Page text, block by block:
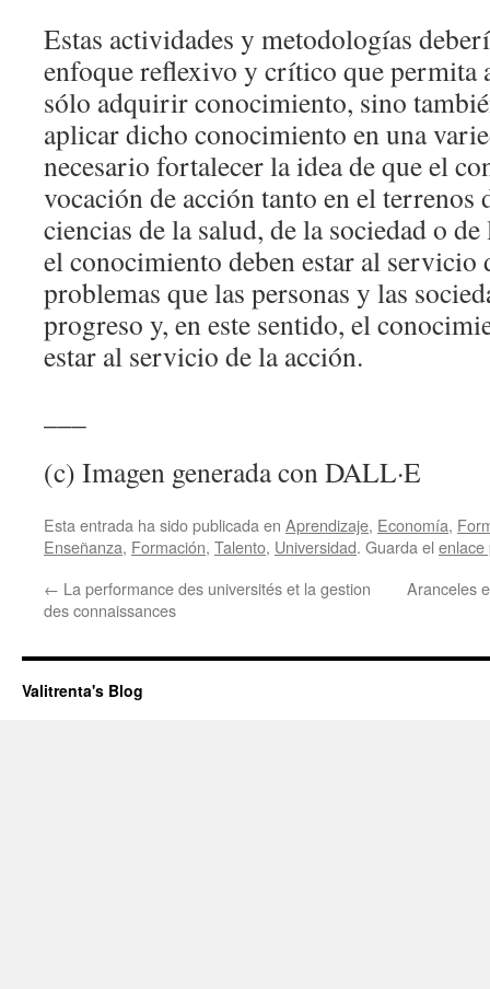
Estas actividades y metodologías
enfoque reflexivo y crítico que permita
sólo adquirir conocimiento, sino
aplicar dicho conocimiento en una
necesario fortalecer la idea de que el
vocación de acción tanto en el terrenos
ciencias de la salud, de la sociedad o
el conocimiento deben estar al servicio
problemas que las personas y las
progreso y, en este sentido, el
estar al servicio de la acción.
(c) Imagen generada con DALL·E
Esta entrada ha sido publicada en Aprendizaje, Economía,
Enseñanza, Formación, Talento, Universidad. Guarda el enlace
← La performance des universités et la gestion
des connaissances
Aranceles
Valitrenta's Blog